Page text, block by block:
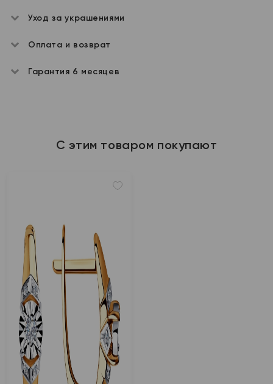
Уход за украшениями
Оплата и возврат
Гарантия 6 месяцев
С этим товаром покупают